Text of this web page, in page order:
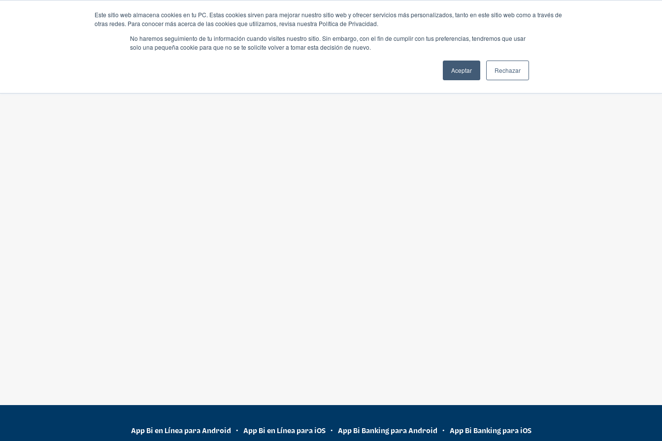
Este sitio web almacena cookies en tu PC. Estas cookies sirven para mejorar nuestro sitio web y ofrecer servicios más personalizados, tanto en este sitio web como a través de
otras redes. Para conocer más acerca de las cookies que utilizamos, revisa nuestra Política de Privacidad.
No haremos seguimiento de tu información cuando visites nuestro sitio. Sin embargo, con el fin de cumplir con tus preferencias, tendremos que usar
solo una pequeña cookie para que no se te solicite volver a tomar esta decisión de nuevo.
Aceptar Rechazar
App Bi en Línea para Android • App Bi en Línea para iOS • App Bi Banking para Android • App Bi Banking para iOS